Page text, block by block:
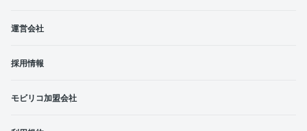
運営会社
採用情報
モビリコ加盟会社